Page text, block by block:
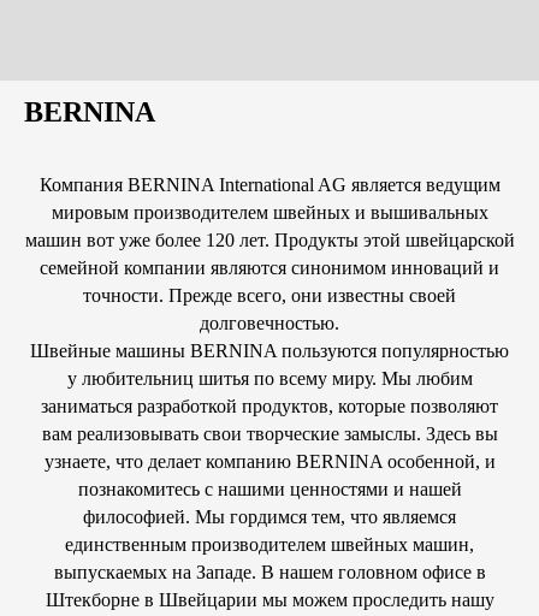
BERNINA
Компания BERNINA International AG является ведущим
мировым производителем швейных и вышивальных
машин вот уже более 120 лет. Продукты этой швейцарской
семейной компании являются синонимом инноваций и
точности. Прежде всего, они известны своей
долговечностью.
Швейные машины BERNINA пользуются популярностью
у любительниц шитья по всему миру. Мы любим
заниматься разработкой продуктов, которые позволяют
вам реализовывать свои творческие замыслы. Здесь вы
узнаете, что делает компанию BERNINA особенной, и
познакомитесь с нашими ценностями и нашей
философией. Мы гордимся тем, что являемся
единственным производителем швейных машин,
выпускаемых на Западе. В нашем головном офисе в
Штекборне в Швейцарии мы можем проследить нашу